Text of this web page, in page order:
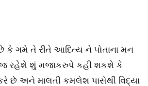
કે ગમે તે રીતે આદિત્ય ને પોતાના મન
જ રહેશે શું મજાકરુપે કહી શકશે કે
છે અને માલતી કમલેશ પાસેથી વિદ્યા